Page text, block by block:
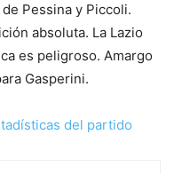
Pessina y Piccoli.
absoluta. La Lazio
es peligroso. Amargo
Gasperini.
del partido